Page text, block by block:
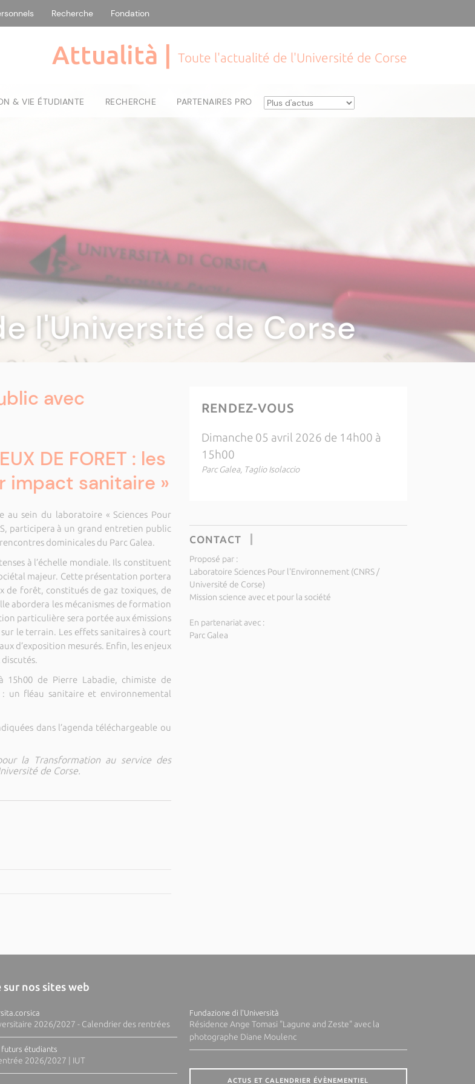
Recherche Fondation
Attualità | Toute l'actualité de l'Université de Corse
& VIE ÉTUDIANTE RECHERCHE PARTENAIRES PRO
l'Université de Corse
avec
DE FORET : les
impact sanitaire »
au sein du laboratoire « Sciences Pour
participera à un grand entretien public
dominicales du Parc Galea.
à l’échelle mondiale. Ils constituent
majeur. Cette présentation portera
de forêt, constitués de gaz toxiques, de
abordera les mécanismes de formation
particulière sera portée aux émissions
le terrain. Les effets sanitaires à court
d’exposition mesurés. Enfin, les enjeux
15h00 de Pierre Labadie, chimiste de
un fléau sanitaire et environnemental
dans l’agenda téléchargeable ou
la Transformation au service des
de Corse.
RENDEZ-VOUS
Dimanche 05 avril 2026 de 14h00 à
15h00
Parc Galea, Taglio Isolaccio
CONTACT
Proposé par :
Laboratoire Sciences Pour l'Environnement (CNRS /
Université de Corse)
Mission science avec et pour la société
En partenariat avec :
Parc Galea
sur nos sites web
2026/2027 - Calendrier des rentrées
futurs étudiants
2026/2027 | IUT
Fundazione di l'Università
Résidence Ange Tomasi "Lagune and Zeste" avec la
photographe Diane Moulenc
ACTUS ET CALENDRIER ÉVÈNEMENTIEL